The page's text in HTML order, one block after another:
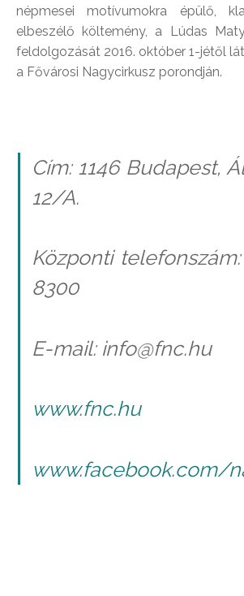
népmesei motívumokra épülő,
elbeszélő költemény, a Lúdas
feldolgozását 2016. október 1-jétől
a Fővárosi Nagycirkusz porondján.
Cím: 1146 Budapest,
12/A.
Központi
8300
E-mail: info@fnc.hu
www.fnc.hu
www.facebook.com/